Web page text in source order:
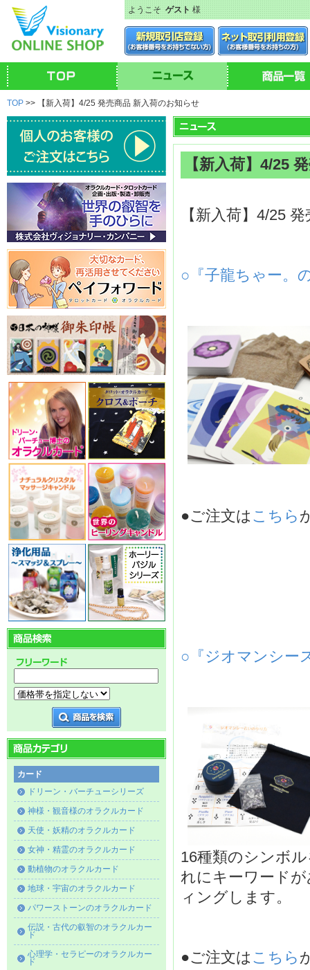
ようこそゲスト様
TOP >> 【新入荷】4/25 発売商品 新入荷のお知らせ
カード
ドリーン・バーチューシリーズ
神様・観音様のオラクルカード
天使・妖精のオラクルカード
女神・精霊のオラクルカード
動植物のオラクルカード
地球・宇宙のオラクルカード
パワーストーンのオラクルカード
伝説・古代の叡智のオラクルカー
ド
心理学・セラピーのオラクルカー
ド
【新入荷】4/25
【新入荷】4/25
○『子龍ちゃー。
●ご注文は こちら
○『ジオマンシー
16種類のシンボ
れにキーワード
ィングします。
●ご注文は こちら